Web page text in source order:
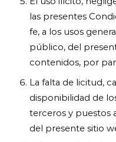
las presentes
fe, a los usos
público, del
contenidos, por
La falta de licitud,
disponibilidad de
terceros y puestos
del presente sitio